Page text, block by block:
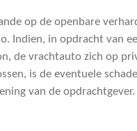
op de openbare
Indien, in opdracht van
de vrachtauto zich op
is de eventuele
van de opdrachtgever.